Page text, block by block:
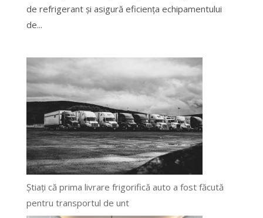
de refrigerant și asigură eficiența echipamentului
de...
Știați că prima livrare frigorifică auto a fost făcută
pentru transportul de unt